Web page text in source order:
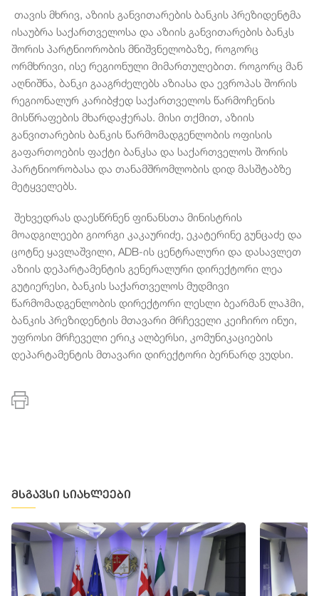
თავის მხრივ, აზიის განვითარების ბანკის პრეზიდენტმა
ისაუბრა საქართველოსა და აზიის განვითარების ბანკს
შორის პარტნიორობის მნიშვნელობაზე, როგორც
ორმხრივი, ისე რეგიონული მიმართულებით. როგორც მან
აღნიშნა, ბანკი გააგრძელებს აზიასა და ევროპას შორის
რეგიონალურ კარიბჭედ საქართველოს წარმოჩენის
მისწრაფების მხარდაჭერას. მისი თქმით, აზიის
განვითარების ბანკის წარმომადგენლობის ოფისის
გაფართოების ფაქტი ბანკსა და საქართველოს შორის
პარტნიორობასა და თანამშრომლობის დიდ მასშტაბზე
მეტყველებს.
შეხვედრას დაესწრნენ ფინანსთა მინისტრის
მოადგილეები გიორგი კაკაურიძე, ეკატერინე გუნცაძე და
ცოტნე ყავლაშვილი, ADB-ის ცენტრალური და დასავლეთ
აზიის დეპარტამენტის გენერალური დირექტორი ლეა
გუტიერესი, ბანკის საქართველოს მუდმივი
წარმომადგენლობის დირექტორი ლესლი ბეარმან ლაჰმი,
ბანკის პრეზიდენტის მთავარი მრჩეველი კეიჩირო ინუი,
უფროსი მრჩეველი ერიკ ალბერსი, კომუნიკაციების
დეპარტამენტის მთავარი დირექტორი ბერნარდ ვუდსი.
მსგავსი სიახლეები